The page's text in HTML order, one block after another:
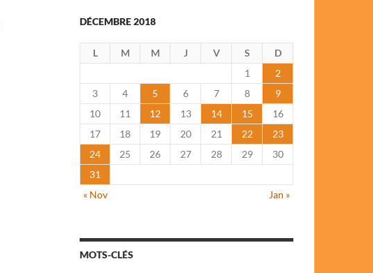
DÉCEMBRE 2018
L M M J V S
D
1
2
3
4 5 6 7 8
9
10
11 12 13 14 15
16
17
18 19 20 21 22
23
24
25 26 27 28 29
30
31
« Nov
Jan »
MOTS-CLÉS